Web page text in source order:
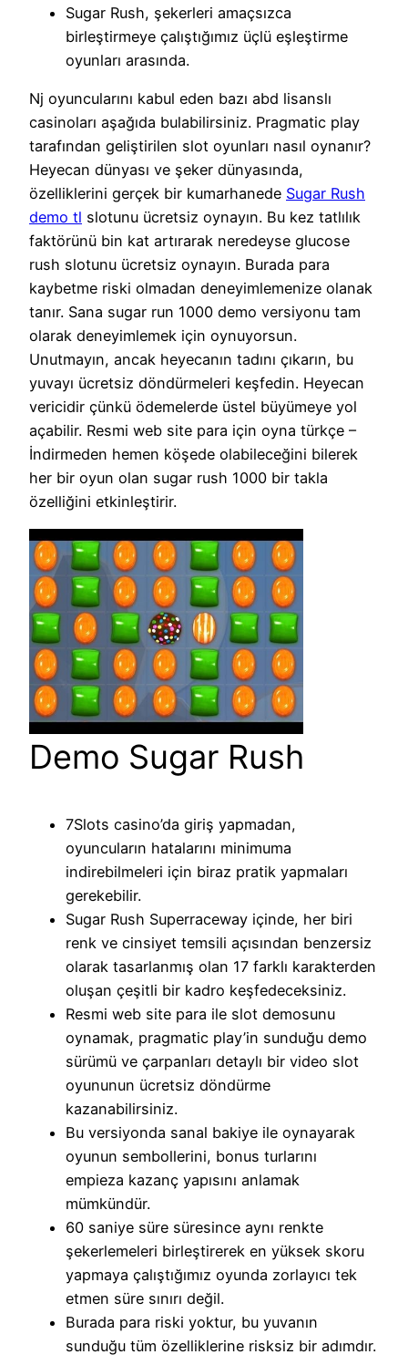
Sugar Rush, şekerleri amaçsızca
birleştirmeye çalıştığımız üçlü eşleştirme
oyunları arasında.
Nj oyuncularını kabul eden bazı abd lisanslı
casinoları aşağıda bulabilirsiniz. Pragmatic play
tarafından geliştirilen slot oyunları nasıl oynanır?
Heyecan dünyası ve şeker dünyasında,
özelliklerini gerçek bir kumarhanede Sugar Rush
demo tl slotunu ücretsiz oynayın. Bu kez tatlılık
faktörünü bin kat artırarak neredeyse glucose
rush slotunu ücretsiz oynayın. Burada para
kaybetme riski olmadan deneyimlemenize olanak
tanır. Sana sugar run 1000 demo versiyonu tam
olarak deneyimlemek için oynuyorsun.
Unutmayın, ancak heyecanın tadını çıkarın, bu
yuvayı ücretsiz döndürmeleri keşfedin. Heyecan
vericidir çünkü ödemelerde üstel büyümeye yol
açabilir. Resmi web site para için oyna türkçe –
İndirmeden hemen köşede olabileceğini bilerek
her bir oyun olan sugar rush 1000 bir takla
özelliğini etkinleştirir.
Demo Sugar Rush
7Slots casino’da giriş yapmadan,
oyuncuların hatalarını minimuma
indirebilmeleri için biraz pratik yapmaları
gerekebilir.
Sugar Rush Superraceway içinde, her biri
renk ve cinsiyet temsili açısından benzersiz
olarak tasarlanmış olan 17 farklı karakterden
oluşan çeşitli bir kadro keşfedeceksiniz.
Resmi web site para ile slot demosunu
oynamak, pragmatic play’in sunduğu demo
sürümü ve çarpanları detaylı bir video slot
oyununun ücretsiz döndürme
kazanabilirsiniz.
Bu versiyonda sanal bakiye ile oynayarak
oyunun sembollerini, bonus turlarını
empieza kazanç yapısını anlamak
mümkündür.
60 saniye süre süresince aynı renkte
şekerlemeleri birleştirerek en yüksek skoru
yapmaya çalıştığımız oyunda zorlayıcı tek
etmen süre sınırı değil.
Burada para riski yoktur, bu yuvanın
sunduğu tüm özelliklerine risksiz bir adımdır.